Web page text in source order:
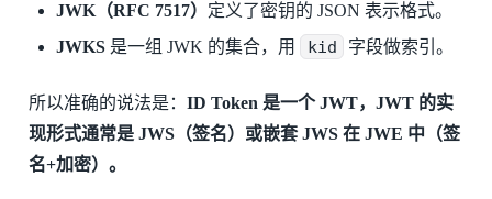
JWK（RFC 7517） 定义了密钥的 JSON 表示格式。
JWKS 是一组 JWK 的集合，用 kid 字段做索引。
所以准确的说法是： ID Token 是一个 JWT，JWT 的实
现形式通常是 JWS（签名）或嵌套 JWS 在 JWE 中（签
名+加密）。